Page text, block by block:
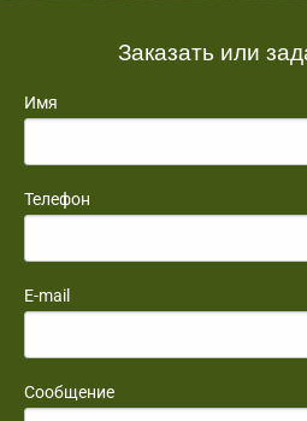
Заказать или
Имя
Телефон
E-mail
Сообщение